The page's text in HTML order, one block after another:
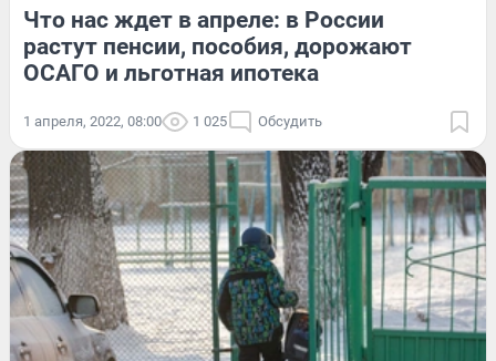
Что нас ждет в апреле: в России
растут пенсии, пособия, дорожают
ОСАГО и льготная ипотека
1 апреля, 2022, 08:00 1 025 Обсудить